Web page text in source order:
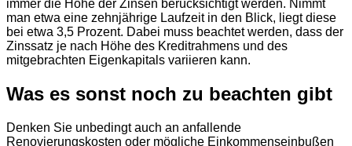
immer die Höhe der Zinsen berücksichtigt werden. Nimmt
man etwa eine zehnjährige Laufzeit in den Blick, liegt diese
bei etwa 3,5 Prozent. Dabei muss beachtet werden, dass der
Zinssatz je nach Höhe des Kreditrahmens und des
mitgebrachten Eigenkapitals variieren kann.
Was es sonst noch zu beachten gibt
Denken Sie unbedingt auch an anfallende
Renovierungskosten oder mögliche Einkommenseinbußen